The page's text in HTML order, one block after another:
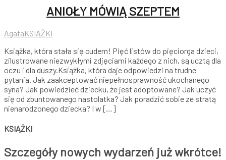
ANIOŁY MÓWIĄ SZEPTEM
AgataKSIĄŻKI
Książka, która stała się cudem! Pięć listów do pięciorga dzieci,
zilustrowane niezwykłymi zdjęciami każdego z nich, są ucztą dla
oczu i dla duszy.Książka, która daje odpowiedzi na trudne
pytania. Jak zaakceptować niepełnosprawność ukochanego
syna? Jak powiedzieć dziecku, że jest adoptowane? Jak uczyć
się od zbuntowanego nastolatka? Jak poradzić sobie ze stratą
nienarodzonego dziecka? I w […]
KSIĄŻKI
Szczegóły nowych wydarzeń już wkrótce!